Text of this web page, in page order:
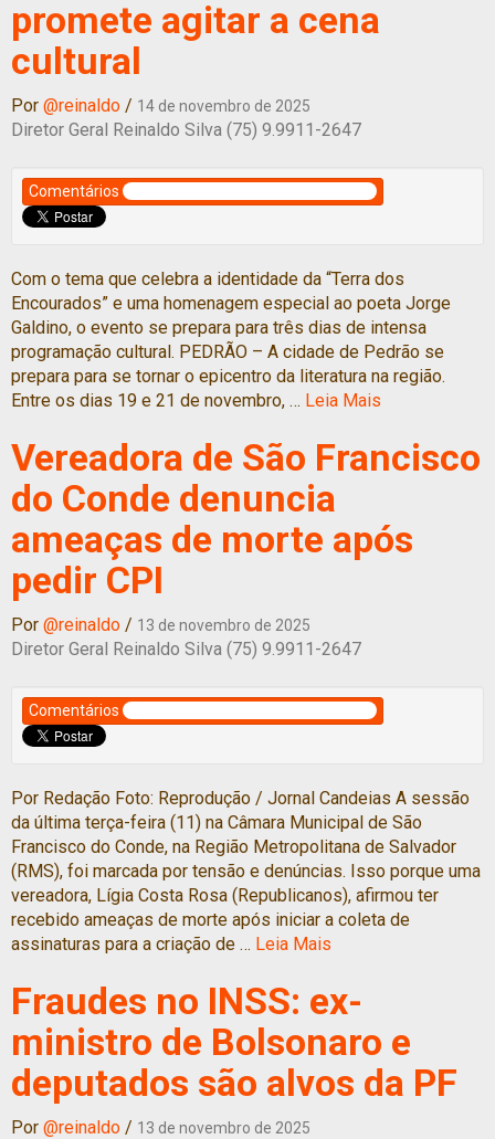
promete agitar a cena
cultural
Por @reinaldo / 14 de novembro de 2025
Diretor Geral Reinaldo Silva (75) 9.9911-2647
Comentários
Com o tema que celebra a identidade da “Terra dos
Encourados” e uma homenagem especial ao poeta Jorge
Galdino, o evento se prepara para três dias de intensa
programação cultural. PEDRÃO – A cidade de Pedrão se
prepara para se tornar o epicentro da literatura na região.
Entre os dias 19 e 21 de novembro, … Leia Mais
Vereadora de São Francisco
do Conde denuncia
ameaças de morte após
pedir CPI
Por @reinaldo / 13 de novembro de 2025
Diretor Geral Reinaldo Silva (75) 9.9911-2647
Comentários
Por Redação Foto: Reprodução / Jornal Candeias A sessão
da última terça-feira (11) na Câmara Municipal de São
Francisco do Conde, na Região Metropolitana de Salvador
(RMS), foi marcada por tensão e denúncias. Isso porque uma
vereadora, Lígia Costa Rosa (Republicanos), afirmou ter
recebido ameaças de morte após iniciar a coleta de
assinaturas para a criação de … Leia Mais
Fraudes no INSS: ex-
ministro de Bolsonaro e
deputados são alvos da PF
Por @reinaldo / 13 de novembro de 2025